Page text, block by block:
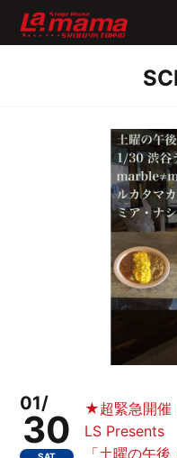
01/
30
SAT
★超緊急開催
LS Presents
「土曜の午後